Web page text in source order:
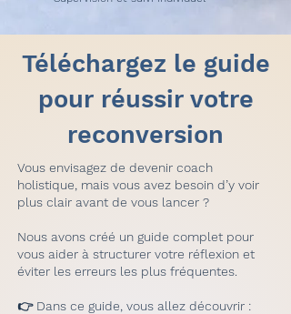
Téléchargez le guide
pour réussir votre
reconversion
Vous envisagez de devenir coach
holistique, mais vous avez besoin d’y voir
plus clair avant de vous lancer ?
Nous avons créé un guide complet pour
vous aider à structurer votre réflexion et
éviter les erreurs les plus fréquentes.
👉 Dans ce guide, vous allez découvrir :